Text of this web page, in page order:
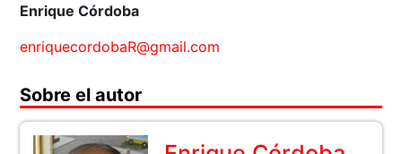
Enrique Córdoba
enriquecordobaR@gmail.com
Sobre el autor